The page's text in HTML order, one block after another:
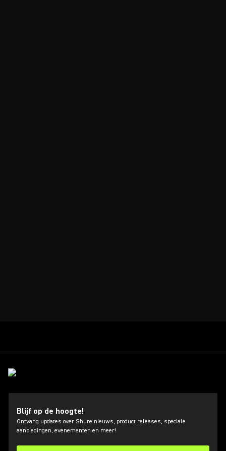
Blijf op de hoogte!
Ontvang updates over Shure nieuws, product releases, speciale
aanbiedingen, evenementen en meer!